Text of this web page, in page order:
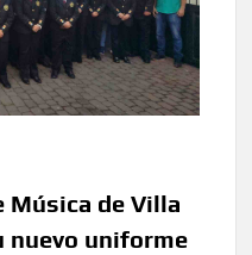
Música de Villa
nuevo uniforme